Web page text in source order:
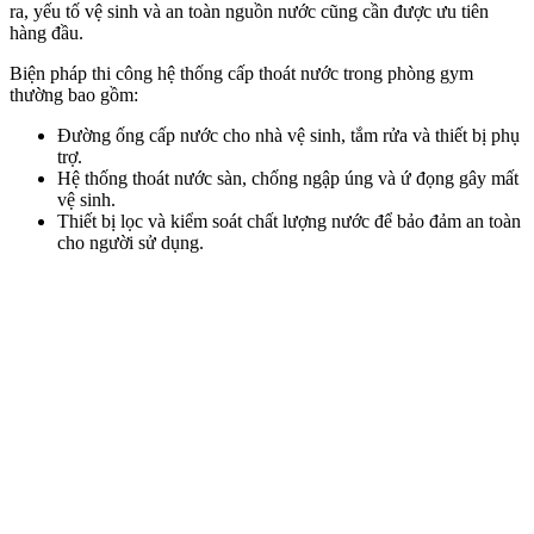
ra, yếu tố vệ sinh và an toàn nguồn nước cũng cần được ưu tiên
hàng đầu.
Biện pháp thi công hệ thống cấp thoát nước trong phòng gym
thường bao gồm:
Đường ống cấp nước cho nhà vệ sinh, tắm rửa và thiết bị phụ
trợ.
Hệ thống thoát nước sàn, chống ngập úng và ứ đọng gây mất
vệ sinh.
Thiết bị lọc và kiểm soát chất lượng nước để bảo đảm an toàn
cho người sử dụng.